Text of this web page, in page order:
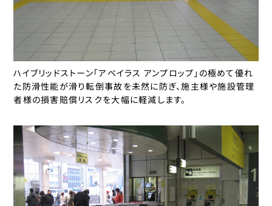
ハイブリッドストーン「アベイラス アンプロップ」の極めて優れ
た防滑性能が滑り転倒事故を未然に防ぎ、施主様や施設管理
者様の損害賠償リスクを大幅に軽減します。